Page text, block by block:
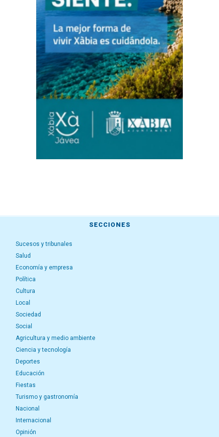
SECCIONES
Sucesos y tribunales
Salud
Economía y empresa
Política
Cultura
Local
Sociedad
Social
Agricultura y medio ambiente
Ciencia y tecnología
Deportes
Educación
Fiestas
Turismo y gastronomía
Nacional
Internacional
Opinión